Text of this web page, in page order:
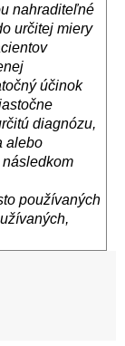
nahraditeľné
určitej miery
ý účinok
ú diagnózu,
alebo
následkom
používaných
ívaných,